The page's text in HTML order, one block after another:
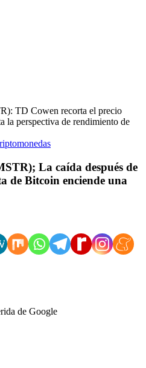
La caída después de
de Bitcoin enciende una